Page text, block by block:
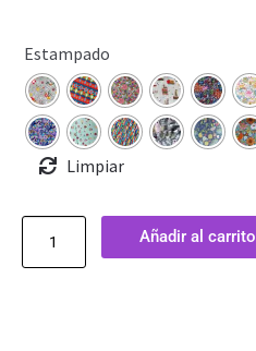
Estampado
Limpiar
Añadir al carrito